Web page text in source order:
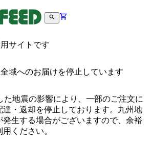
サイトです
域へのお届けを停止しています
た地震の影響により、一部のご注文に
達・返却を停止しております。九州地
生する場合がございますので、余裕
ください。